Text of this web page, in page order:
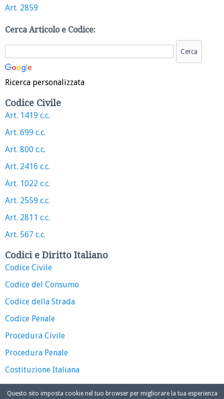
Art. 2859
Cerca Articolo e Codice:
Ricerca personalizzata
Codice Civile
Art. 1419 c.c.
Art. 699 c.c.
Art. 800 c.c.
Art. 2416 c.c.
Art. 1022 c.c.
Art. 2559 c.c.
Art. 2811 c.c.
Art. 567 c.c.
Codici e Diritto Italiano
Codice Civile
Codice del Consumo
Codice della Strada
Codice Penale
Procedura Civile
Procedura Penale
Costituzione Italiana
Questo sito imposta cookie nel tuo browser per migliorare la tua esperienza